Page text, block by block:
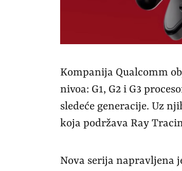
Kompanija Qualcomm
nivoa: G1, G2 i G3
sledeće generacije. Uz
koja podržava Ray
Nova serija napravljena